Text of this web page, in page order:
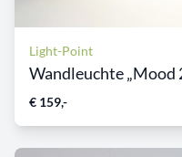
Light-Point
Wandleuchte „Mood
€ 159,-